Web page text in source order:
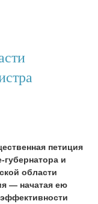
петиция
и
области
— начатая ею